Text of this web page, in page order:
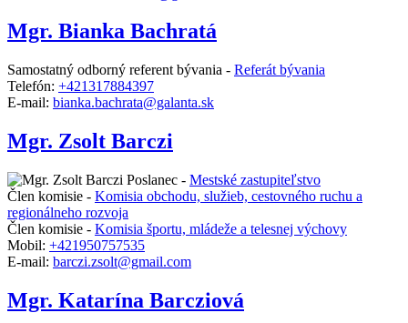
Mgr. Bianka Bachratá
Samostatný odborný referent bývania - Referát bývania
Telefón: +421317884397
E-mail: bianka.bachrata@galanta.sk
Mgr. Zsolt Barczi
Poslanec - Mestské zastupiteľstvo
Člen komisie - Komisia obchodu, služieb, cestovného ruchu a
regionálneho rozvoja
Člen komisie - Komisia športu, mládeže a telesnej výchovy
Mobil: +421950757535
E-mail: barczi.zsolt@gmail.com
Mgr. Katarína Barcziová